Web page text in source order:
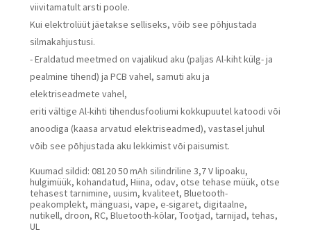
viivitamatult arsti poole.
Kui elektrolüüt jäetakse selliseks, võib see põhjustada
silmakahjustusi.
- Eraldatud meetmed on vajalikud aku (paljas Al-kiht külg- ja
pealmine tihend) ja PCB vahel, samuti aku ja
elektriseadmete vahel,
eriti vältige Al-kihti tihendusfooliumi kokkupuutel katoodi või
anoodiga (kaasa arvatud elektriseadmed), vastasel juhul
võib see põhjustada aku lekkimist või paisumist.
Kuumad sildid: 08120 50 mAh silindriline 3,7 V lipoaku,
hulgimüük, kohandatud, Hiina, odav, otse tehase müük, otse
tehasest tarnimine, uusim, kvaliteet, Bluetooth-
peakomplekt, mänguasi, vape, e-sigaret, digitaalne,
nutikell, droon, RC, Bluetooth-kõlar, Tootjad, tarnijad, tehas,
UL